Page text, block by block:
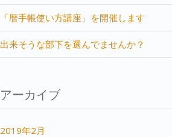
「暦手帳使い方講座」を開催します
出来そうな部下を選んでませんか？
アーカイブ
2019年2月